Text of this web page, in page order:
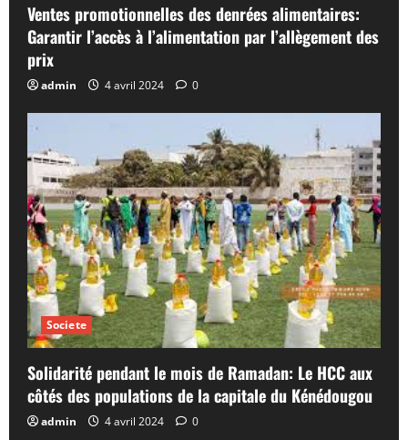
Ventes promotionnelles des denrées alimentaires:
Garantir l’accès à l’alimentation par l’allègement des
prix
admin 4 avril 2024 0
Societe
Solidarité pendant le mois de Ramadan: Le HCC aux
côtés des populations de la capitale du Kénédougou
admin 4 avril 2024 0